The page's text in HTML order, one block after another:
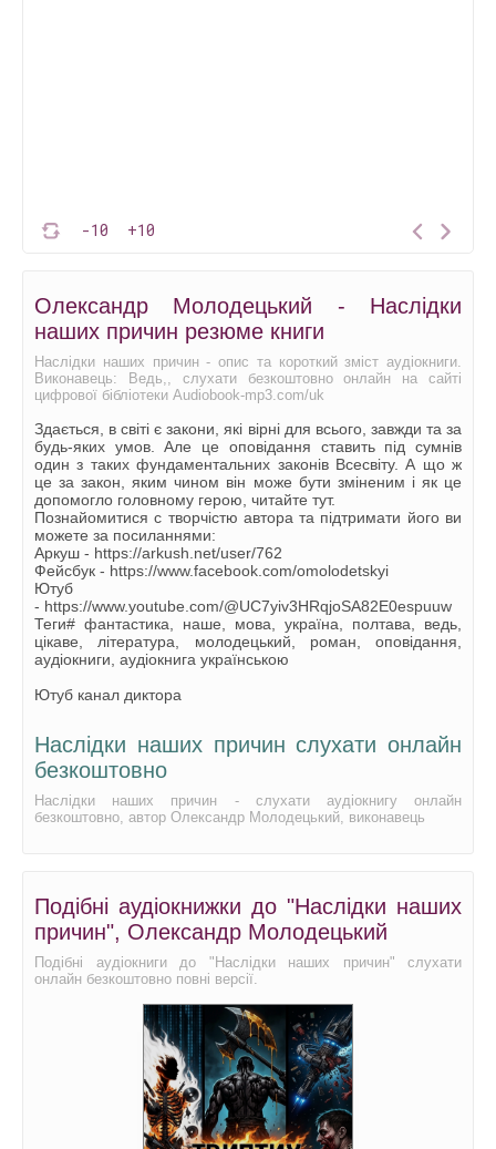
-10 +10
Олександр Молодецький - Наслідки
наших причин резюме книги
Наслідки наших причин - опис та короткий зміст аудіокниги.
Виконавець: Ведь,, слухати безкоштовно онлайн на сайті
цифрової бібліотеки Audiobook-mp3.com/uk
Здається, в світі є закони, які вірні для всього, завжди та за
будь-яких умов. Але це оповідання ставить під сумнів
один з таких фундаментальних законів Всесвіту. А що ж
це за закон, яким чином він може бути зміненим і як це
допомогло головному герою, читайте тут.
Познайомитися с творчістю автора та підтримати його ви
можете за посиланнями:
Аркуш - https://arkush.net/user/762
Фейсбук - https://www.facebook.com/omolodetskyi
Ютуб
- https://www.youtube.com/@UC7yiv3HRqjoSA82E0espuuw
Теги# фантастика, наше, мова, україна, полтава, ведь,
цікаве, література, молодецький, роман, оповідання,
аудіокниги, аудіокнига українською
Ютуб канал диктора
Наслідки наших причин слухати онлайн
безкоштовно
Наслідки наших причин - слухати аудіокнигу онлайн
безкоштовно, автор Олександр Молодецький, виконавець
Подібні аудіокнижки до "Наслідки наших
причин", Олександр Молодецький
Подібні аудіокниги до "Наслідки наших причин" слухати
онлайн безкоштовно повні версії.